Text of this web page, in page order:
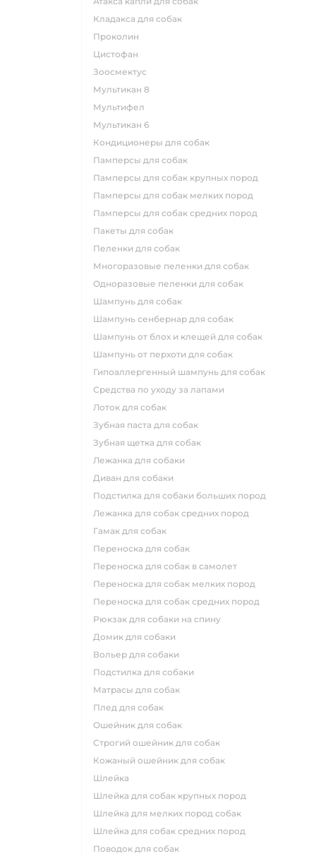
кладакса для собак
проколин
цистофан
зоосмектус
мультикан 8
мультифел
мультикан 6
кондиционеры для собак
памперсы для собак
памперсы для собак крупных пород
памперсы для собак мелких пород
памперсы для собак средних пород
пакеты для собак
пеленки для собак
многоразовые пеленки для собак
одноразовые пеленки для собак
шампунь для собак
шампунь сенбернар для собак
шампунь от блох и клещей для собак
шампунь от перхоти для собак
гипоаллергенный шампунь для собак
средства по уходу за лапами
лоток для собак
зубная паста для собак
зубная щетка для собак
лежанка для собаки
диван для собаки
подстилка для собаки больших пород
лежанка для собак средних пород
гамак для собак
переноска для собак
переноска для собак в самолет
переноска для собак мелких пород
переноска для собак средних пород
рюкзак для собаки на спину
домик для собаки
вольер для собаки
подстилка для собаки
матрасы для собак
плед для собак
ошейник для собак
строгий ошейник для собак
кожаный ошейник для собак
шлейка
шлейка для собак крупных пород
шлейка для мелких пород собак
шлейка для собак средних пород
поводок для собак